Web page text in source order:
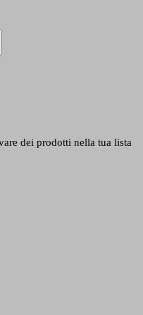
dei prodotti nella tua lista